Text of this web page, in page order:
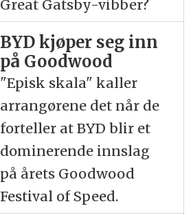
Great Gatsby-vibber?
BYD kjøper seg inn
på Goodwood
"Episk skala" kaller
arrangørene det når de
forteller at BYD blir et
dominerende innslag
på årets Goodwood
Festival of Speed.